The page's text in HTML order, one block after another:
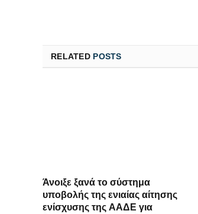
RELATED POSTS
Άνοιξε ξανά το σύστημα
υποβολής της ενιαίας αίτησης
ενίσχυσης της ΑΑΔΕ για